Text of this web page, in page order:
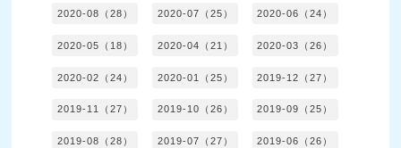
2020-08（28） 2020-07（25） 2020-06（24）
2020-05（18） 2020-04（21） 2020-03（26）
2020-02（24） 2020-01（25） 2019-12（27）
2019-11（27） 2019-10（26） 2019-09（25）
2019-08（28） 2019-07（27） 2019-06（26）